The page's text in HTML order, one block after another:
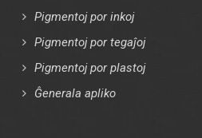
Pigmentoj por inkoj
Pigmentoj por tegaĵoj
Pigmentoj por plastoj
Ĝenerala apliko